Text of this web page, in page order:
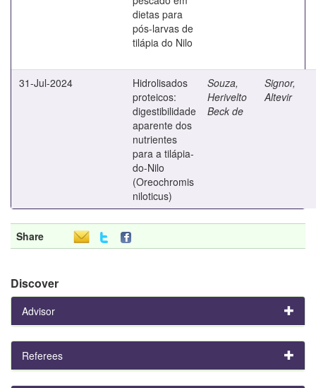
dietas para
pós-larvas de
tilápia do Nilo
31-Jul-2024
Hidrolisados
proteicos:
digestibilidade
aparente dos
nutrientes
para a tilápia-
do-Nilo
(Oreochromis
niloticus)
Souza,
Herivelto
Beck de
Signor,
Altevir
Share
Discover
Advisor
Referees